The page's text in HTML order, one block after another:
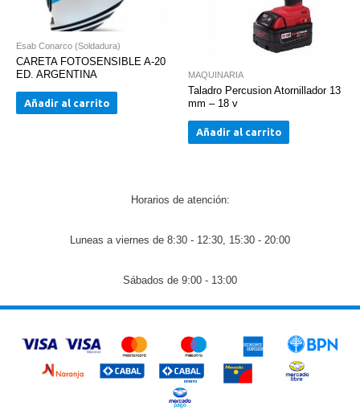
Esab Conarco (Soldadura)
CARETA FOTOSENSIBLE A-20
ED. ARGENTINA
Añadir al carrito
MAQUINARIA
Taladro Percusion Atornillador 13
mm – 18 v
Añadir al carrito
Horarios de atención:
Luneas a viernes de 8:30 - 12:30, 15:30 - 20:00
Sábados de 9:00 - 13:00